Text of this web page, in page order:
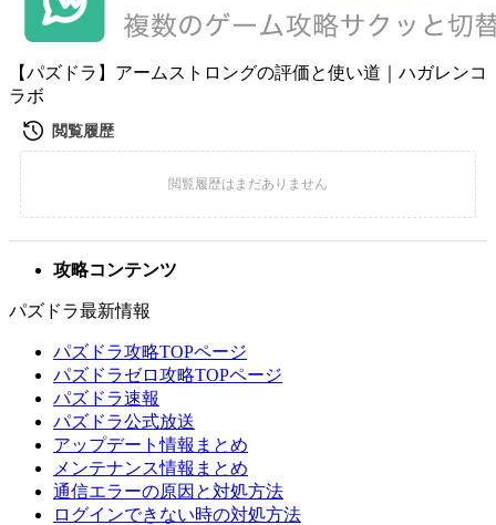
【パズドラ】アームストロングの評価と使い道｜ハガレンコ
ラボ
攻略コンテンツ
パズドラ最新情報
パズドラ攻略TOPページ
パズドラゼロ攻略TOPページ
パズドラ速報
パズドラ公式放送
アップデート情報まとめ
メンテナンス情報まとめ
通信エラーの原因と対処方法
ログインできない時の対処方法